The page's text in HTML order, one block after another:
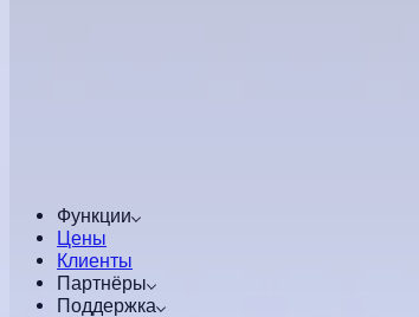
Функции
Цены
Клиенты
Партнёры
Поддержка